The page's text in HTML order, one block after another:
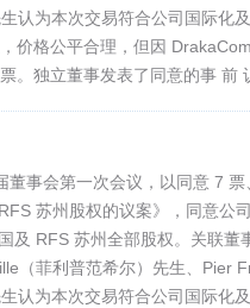
认为本次交易符合公司国际化
价格公平合理，但因
。独立董事发表了同意的事 前
事会第一次会议，以同意 7
苏州股权的议案》，同意公
及 RFS 苏州全部股权。关联董
（菲利普范希尔）先生、Pier
认为本次交易符合公司国际化